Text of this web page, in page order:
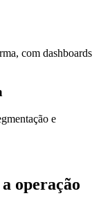
com dashboards
e
operação